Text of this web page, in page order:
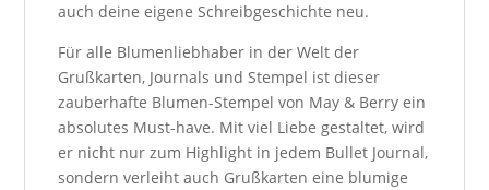
auch deine eigene Schreibgeschichte neu.
Für alle Blumenliebhaber in der Welt der
Grußkarten, Journals und Stempel ist dieser
zauberhafte Blumen-Stempel von May & Berry ein
absolutes Must-have. Mit viel Liebe gestaltet, wird
er nicht nur zum Highlight in jedem Bullet Journal,
sondern verleiht auch Grußkarten eine blumige